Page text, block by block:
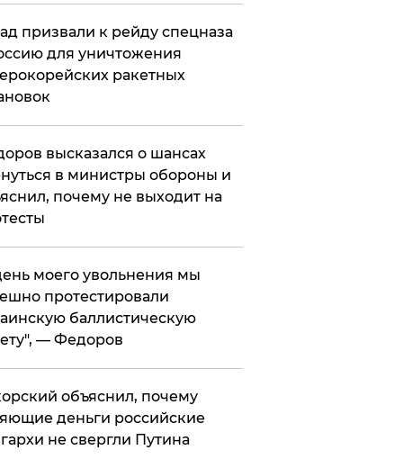
призвали к рейду спецназа
для уничтожения
ракетных
высказался о шансах
в министры обороны и
почему не выходит на
моего увольнения мы
протестировали
баллистическую
— Федоров
объяснил, почему
деньги российские
не свергли Путина